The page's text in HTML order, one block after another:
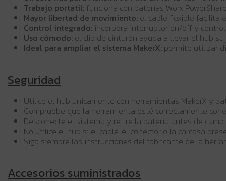
Trabajo portátil: funciona con baterías Worx
Mayor libertad de movimiento: el cable flexible facilita
Control integrado: incorpora interruptor on/off y
Uso cómodo: el clip de cinturón ayuda a llevar el hub
Ideal para ampliar el sistema MakerX: permite utilizar
Seguridad
Utilice el hub únicamente con herramientas MakerX y
Compruebe que la herramienta esté correctamente
Desconecte el sistema y retire la batería antes de
No utilice el hub si el cable, el conector o la carcasa
Siga siempre las instrucciones del fabricante de la
Accesorios suministrados